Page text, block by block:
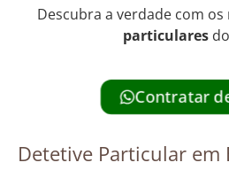
Descubra a verdade com
particularesdo
Contratar
Detetive Particular em